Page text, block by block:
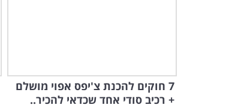
7 חוקים להכנת צ'יפס אפוי מושלם
+ רכיב סודי אחד שכדאי להכיר..